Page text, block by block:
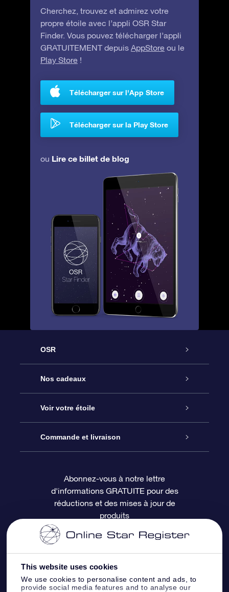
This website uses cookies
We use cookies to personalise content and ads, to
provide social media features and to analyse our
Cherchez, trouvez et admirez votre
propre étoile avec l’appli OSR Star
Finder. Vous pouvez télécharger l’appli
GRATUITEMENT depuis AppStore ou le
Play Store !
Télécharger sur l'App Store
Télécharger sur la Play Store
ou Lire ce billet de blog
OSR
Service
À propos de l’OSR
Nous contacter
Questions fréquemment posées
Revues
Nos cadeaux
Cadeau d’étoile en ligne
Coffret cadeau OSR
Carte cadeau OSR
Voir votre étoile
Registre des étoiles
Page d’accueil personnalisée
Appli Voler vers les étoiles
Commande et livraison
Informations de paiement
Informations d’expédition
Politique de retour
Constellations
Abonnez-vous à notre lettre
d'informations GRATUITE pour des
réductions et des mises à jour de
produits